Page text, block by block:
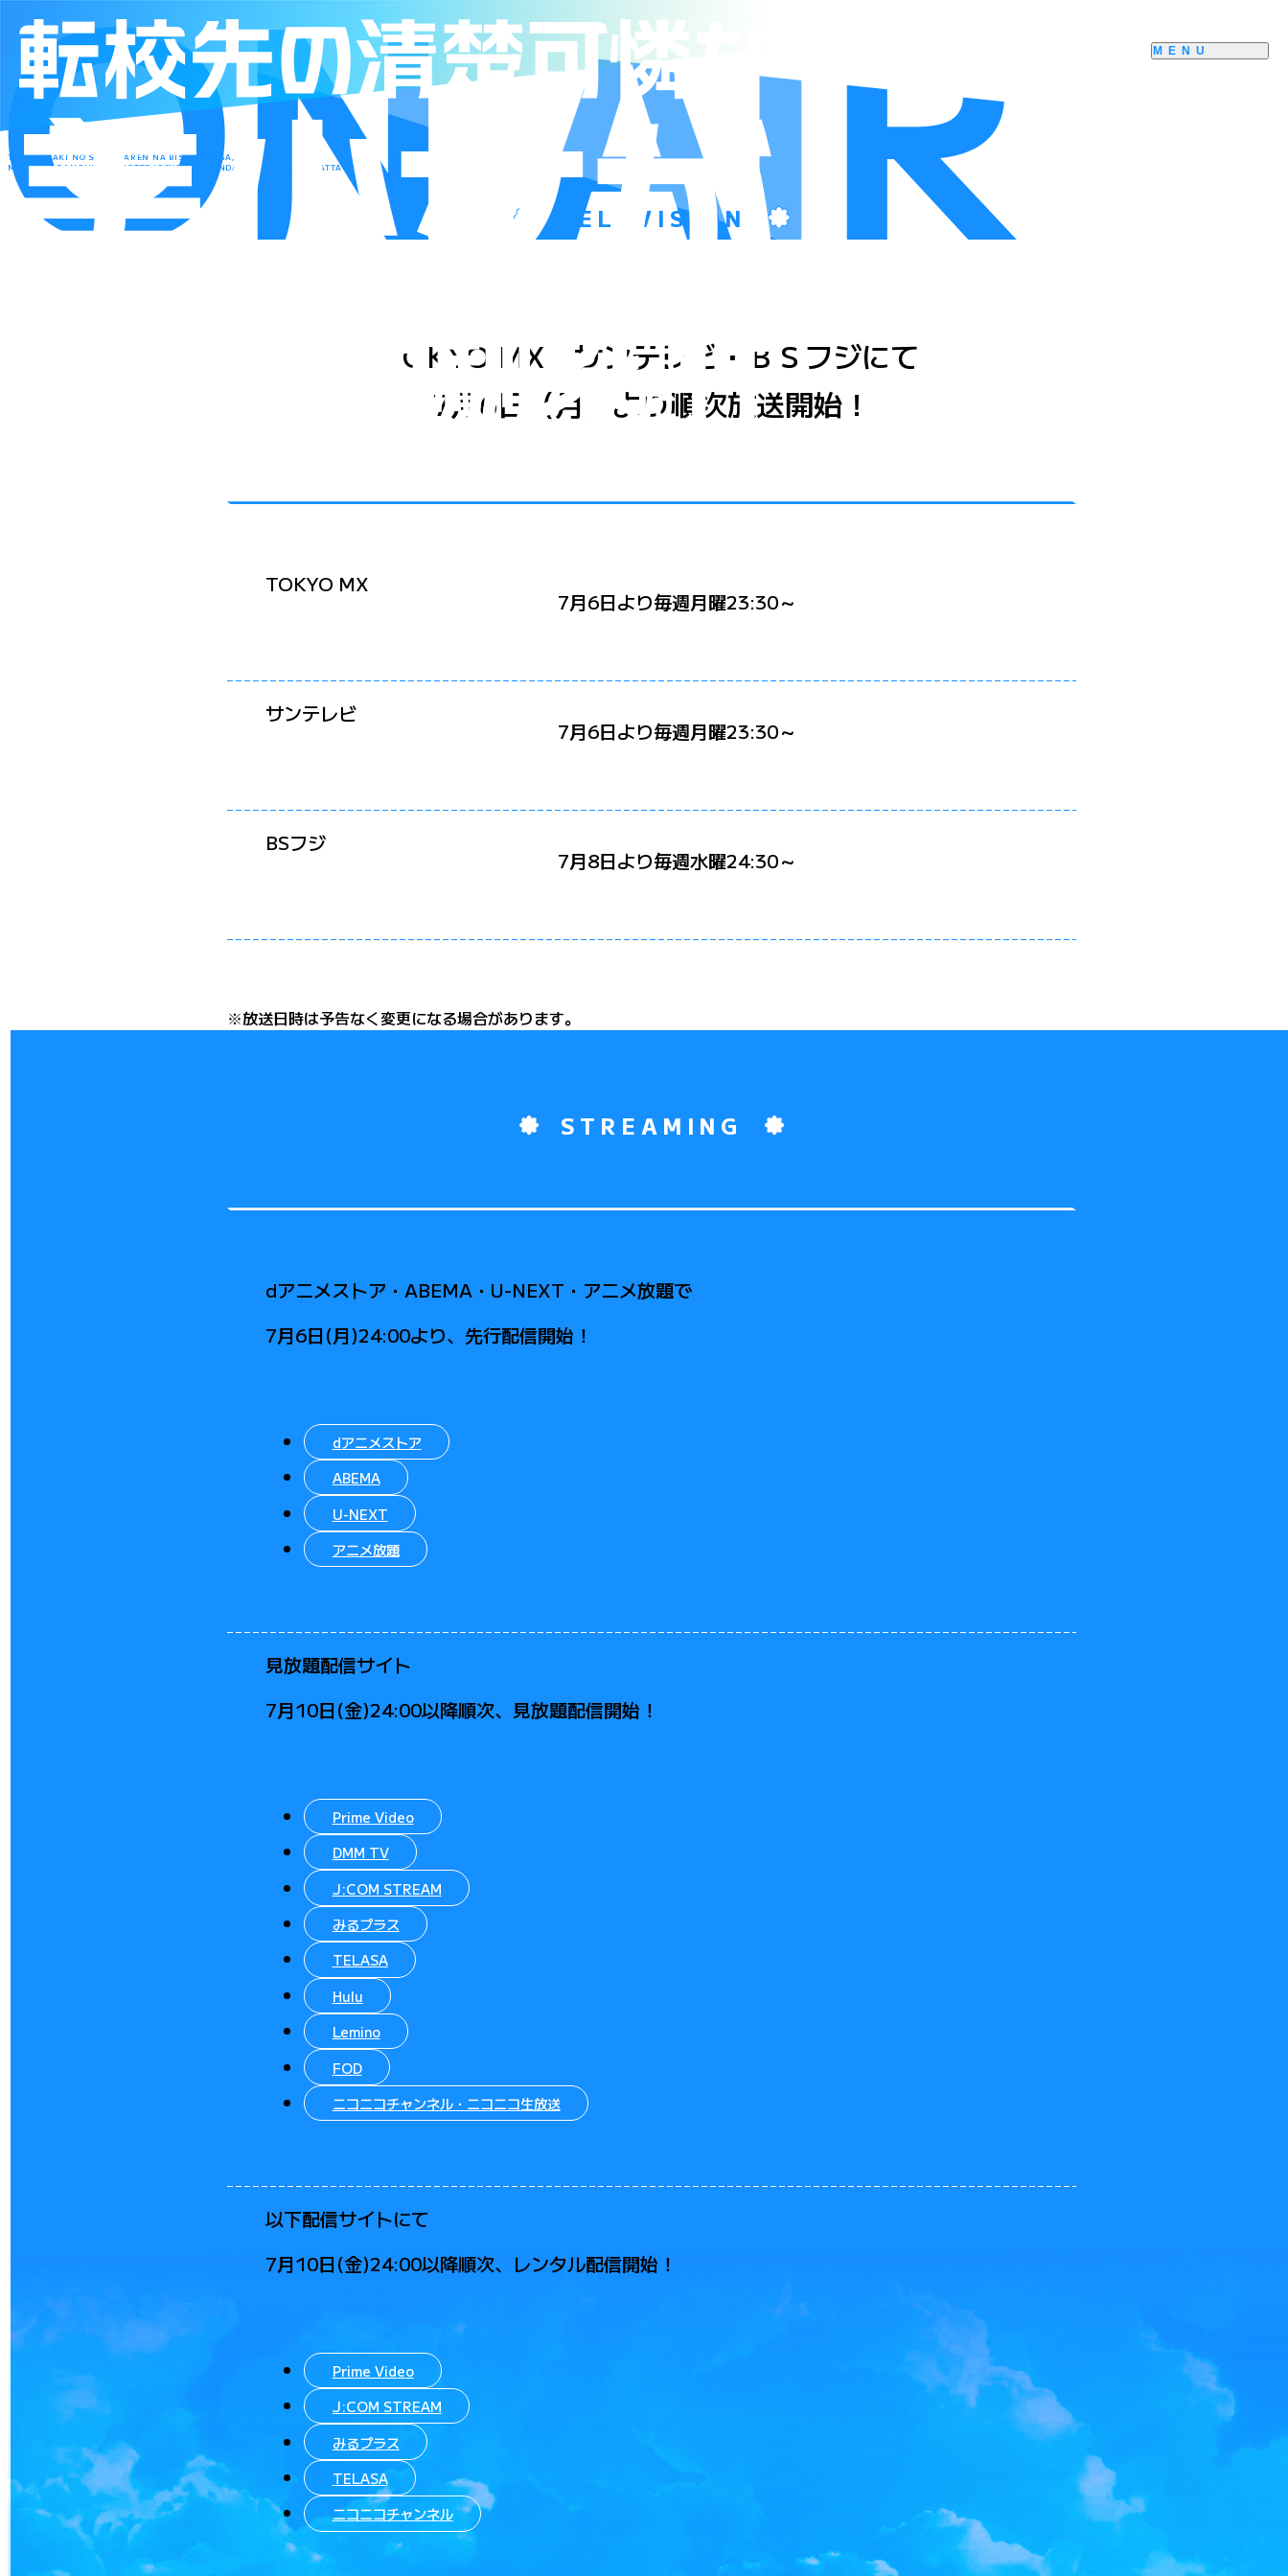
TENKOUSAKI NO SEISOKAREN NA BISYOUJO GA,
MUKASHI DANSHI TO OMOTTE ISSYO NI ASONDA OSANANAJIMI DATTA KEN
TELEVISION
TOKYO MX・サンテレビ・ＢＳフジにて
7月6日（月）より順次放送開始！
TOKYO MX
7月6日より毎週月曜23:30～
サンテレビ
7月6日より毎週月曜23:30～
BSフジ
7月8日より毎週水曜24:30～
※放送日時は予告なく変更になる場合があります。
STREAMING
dアニメストア ・ ABEMA・ U-NEXT ・ アニメ放題で
7月6日(月)24:00より、 先行配信開始！
dアニメストア
ABEMA
U-NEXT
アニメ放題
見放題配信サイト
7月10日(金)24:00以降順次、 見放題配信開始！
Prime Video
DMM TV
J:COM STREAM
みるプラス
TELASA
Hulu
Lemino
FOD
ニコニコチャンネル・ニコニコ生放送
以下配信サイトにて
7月10日(金)24:00以降順次、 レンタル配信開始！
Prime Video
J:COM STREAM
みるプラス
TELASA
ニコニコチャンネル